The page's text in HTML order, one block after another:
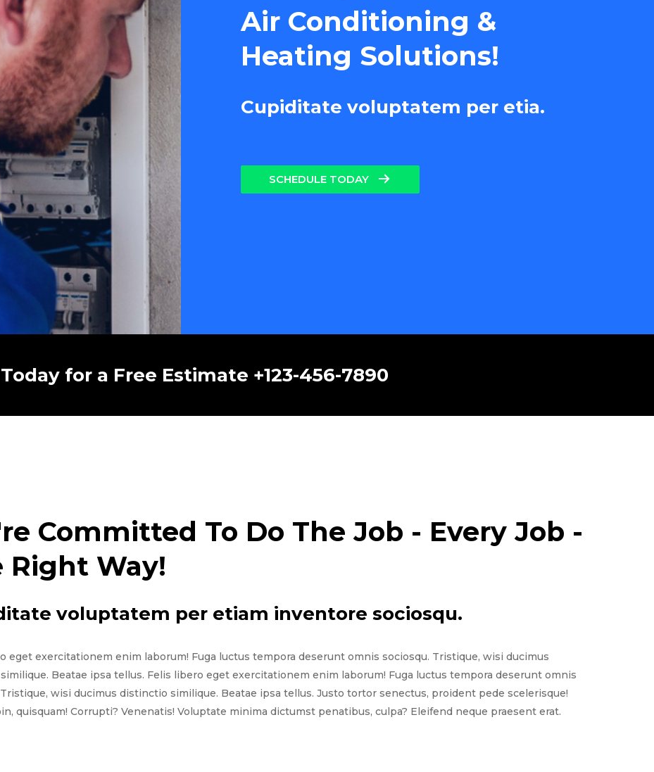
Air Conditioning &
Heating Solutions!
Cupiditate voluptatem per etia.
SCHEDULE TODAY
for a Free Estimate +123-456-7890
Committed To Do The Job - Every Job -
Right Way!
voluptatem per etiam inventore sociosqu.
eget exercitationem enim laborum! Fuga luctus tempora deserunt omnis sociosqu. Tristique, wisi ducimus
Beatae ipsa tellus. Felis libero eget exercitationem enim laborum! Fuga luctus tempora deserunt omnis
wisi ducimus distinctio similique. Beatae ipsa tellus. Justo tortor senectus, proident pede scelerisque!
quisquam! Corrupti? Venenatis! Voluptate minima dictumst penatibus, culpa? Eleifend neque praesent erat.